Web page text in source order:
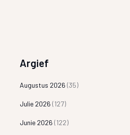
Argief
Augustus 2026 (35)
Julie 2026 (127)
Junie 2026 (122)